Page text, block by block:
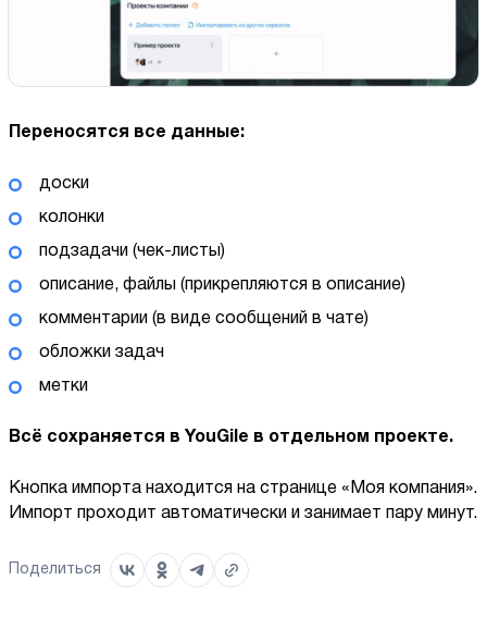
Переносятся все данные:
доски
колонки
подзадачи (чек-листы)
описание, файлы (прикрепляются в описание)
комментарии (в виде сообщений в чате)
обложки задач
метки
Всё сохраняется в YouGile в отдельном проекте.
Кнопка импорта находится на странице «Моя компания».
Импорт проходит автоматически и занимает пару минут.
Поделиться